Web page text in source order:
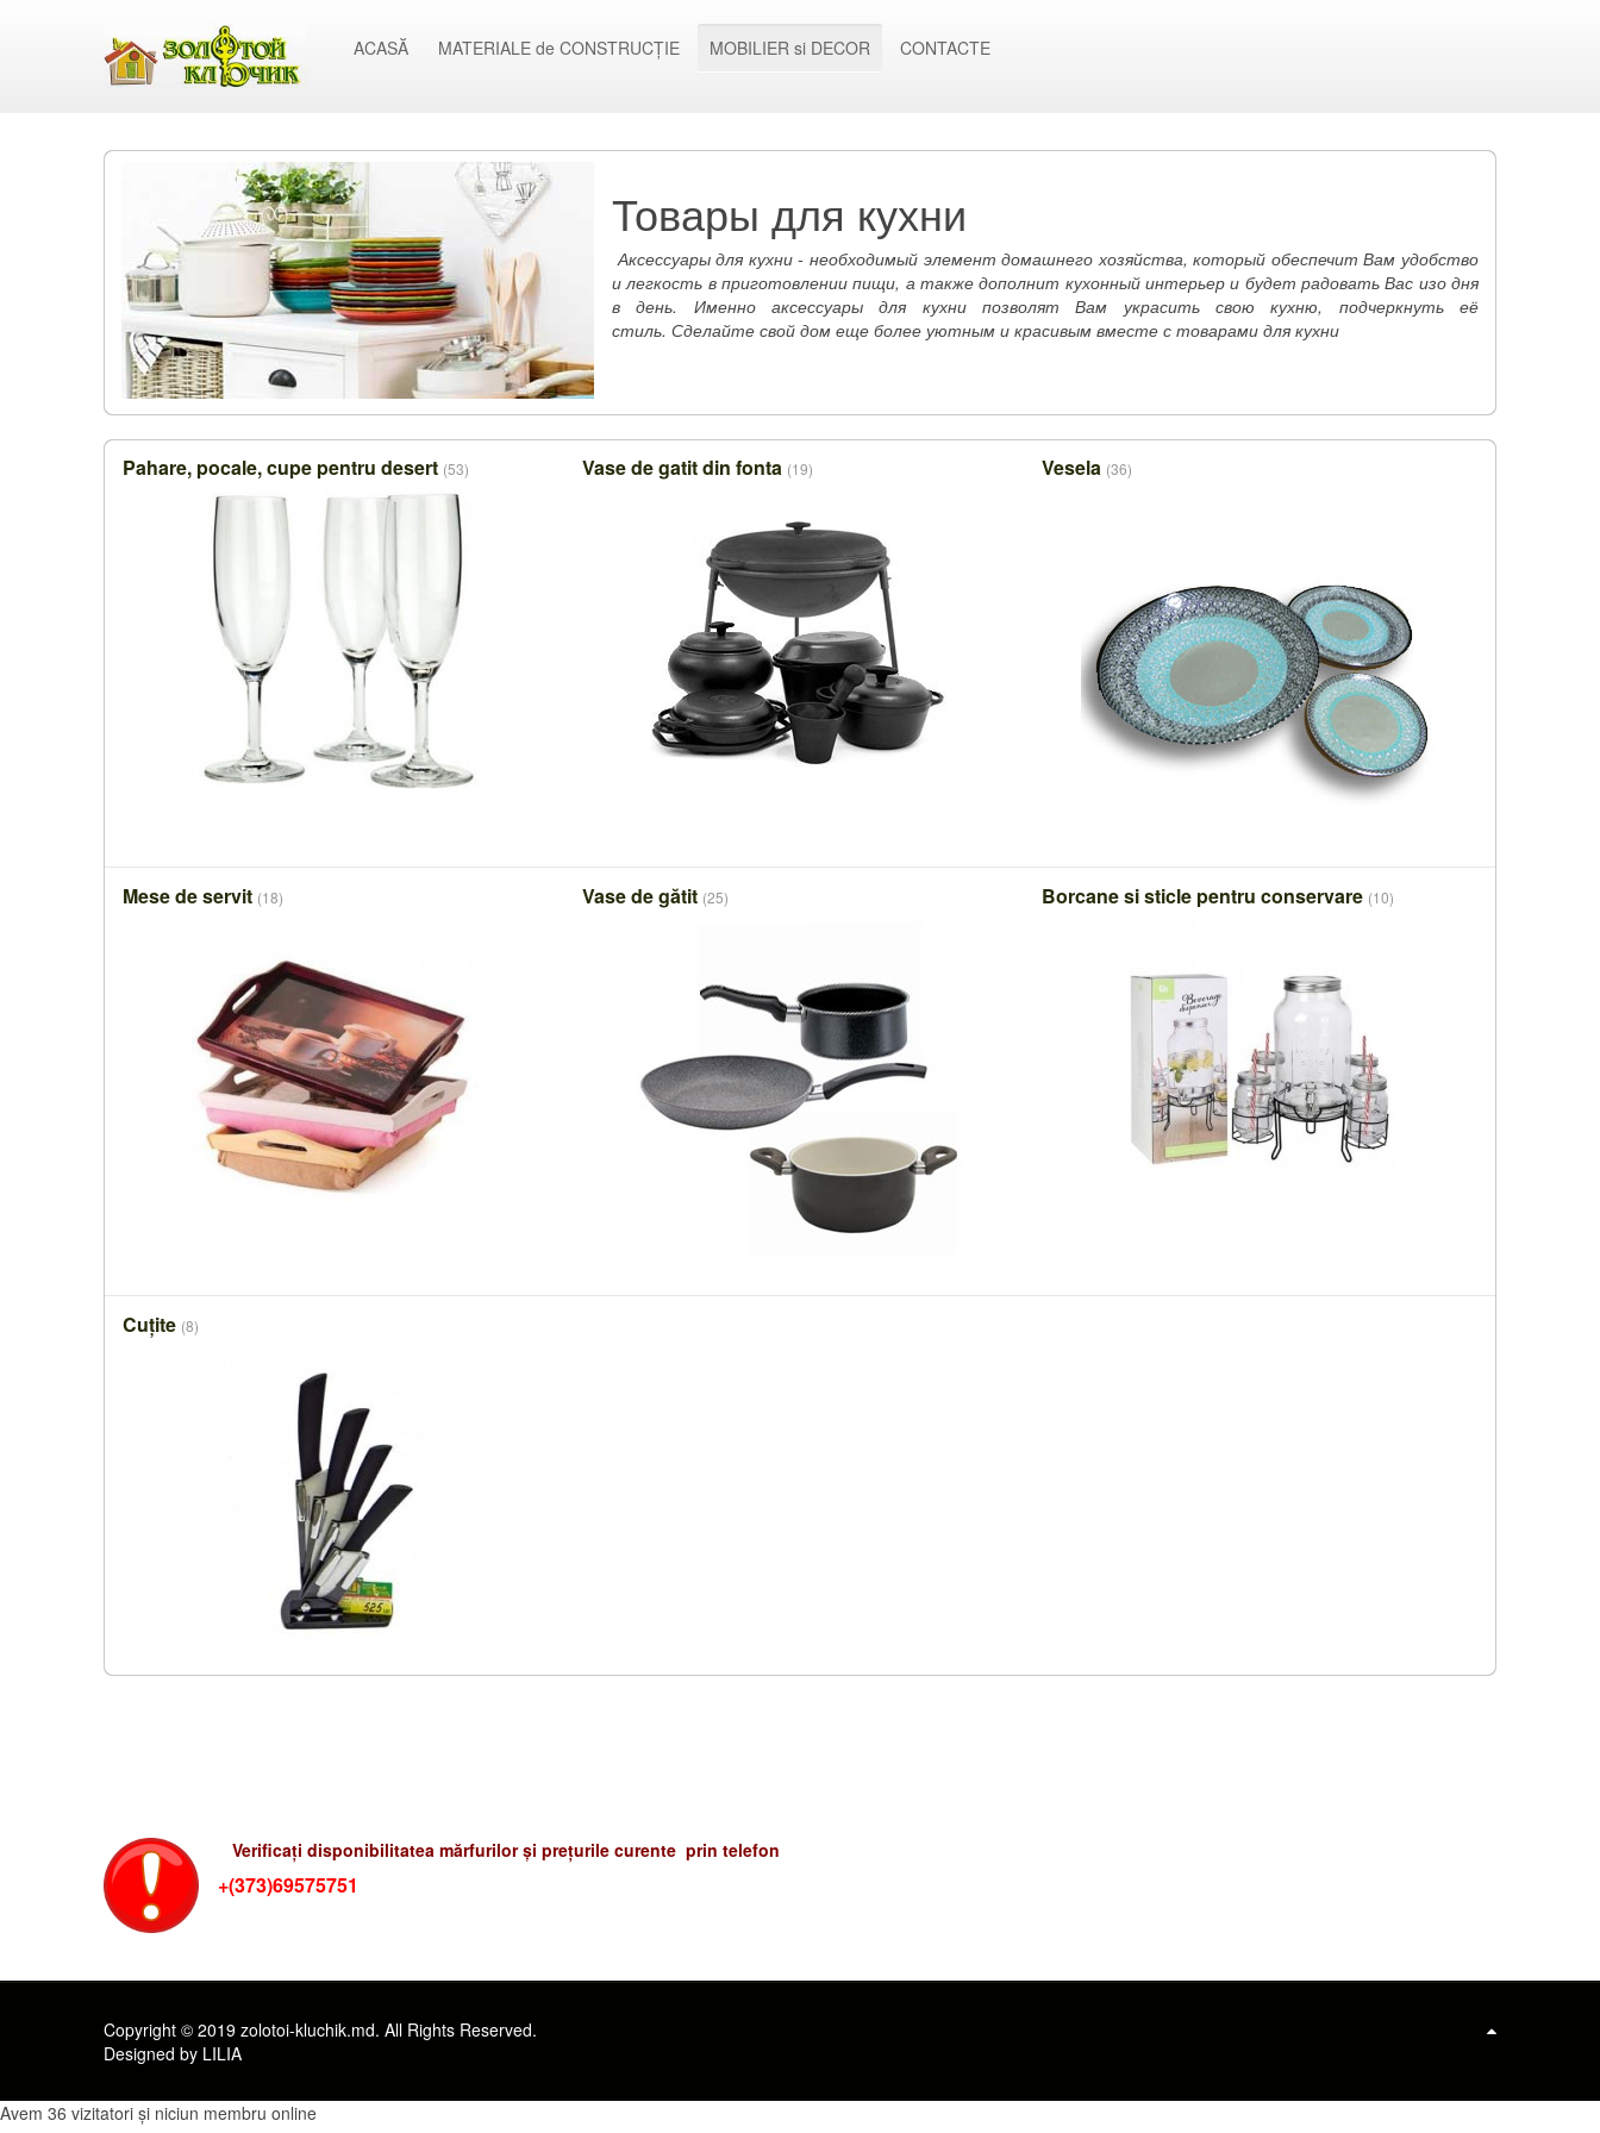
ACASĂ MATERIALE de CONSTRUCȚIE MOBILIER si DECOR CONTACTE
Товары для кухни
Аксессуары для кухни - необходимый элемент домашнего хозяйства, который обеспечит Вам удобство
и легкость в приготовлении пищи, а также дополнит кухонный интерьер и будет радовать Вас изо дня
в день. Именно аксессуары для кухни позволят Вам украсить свою кухню, подчеркнуть её
стиль. Сделайте свой дом еще более уютным и красивым вместе с товарами для кухни
Pahare, pocale, cupe pentru desert (53) Vase de gatit din fonta (19) Vesela (36)
Mese de servit (18) Vase de gătit (25) Borcane si sticle pentru conservare (10)
Cuțite (8)
Verificați disponibilitatea mărfurilor și prețurile curente prin telefon
+(373)69575751
Copyright © 2019 zolotoi-kluchik.md. All Rights Reserved.
Designed by LILIA
Avem 36 vizitatori și niciun membru online